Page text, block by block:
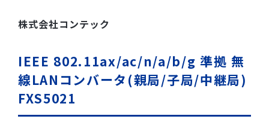
株式会社コンテック
IEEE 802.11ax/ac/n/a/b/g 準拠 無
線LANコンバータ(親局/子局/中継局)
FXS5021